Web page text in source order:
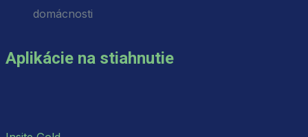
domácnosti
Aplikácie na stiahnutie